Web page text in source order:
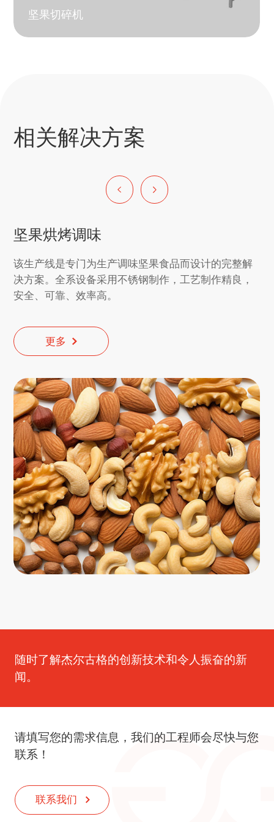
坚果切碎机
相关解决方案
更多
坚果烘烤调味
该生产线是专门为生产调味坚果食品而设计的完整解
决方案。全系设备采用不锈钢制作，工艺制作精良，
安全、可靠、效率高。
更多
更多
更多
随时了解杰尔古格的创新技术和令人振奋的新
闻。
请填写您的需求信息，我们的工程师会尽快与您
联系！
联系我们